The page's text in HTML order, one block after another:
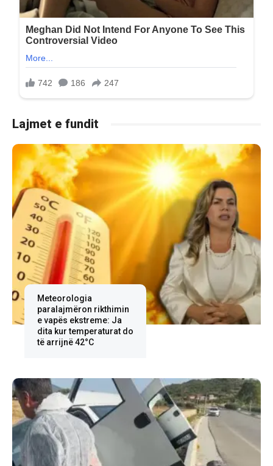
Lajmet e fundit
Meteorologia
paralajmëron rikthimin
e vapës ekstreme: Ja
dita kur temperaturat do
të arrijnë 42°C